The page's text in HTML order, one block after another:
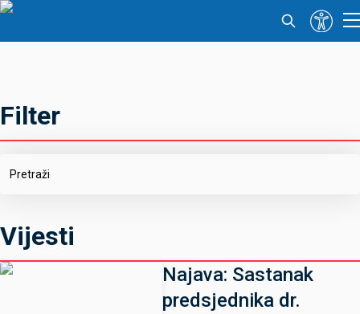
Vijesti
Najava: Sastanak
predsjednika dr.
Filter